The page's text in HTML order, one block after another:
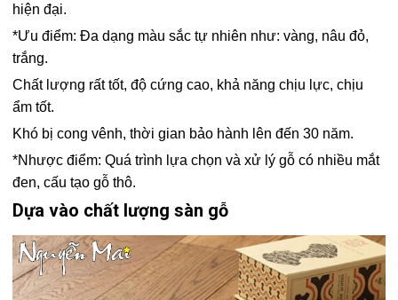
hiện đại.
*Ưu điểm: Đa dạng màu sắc tự nhiên như: vàng, nâu đỏ,
trắng.
Chất lượng rất tốt, độ cứng cao, khả năng chịu lực, chịu
ẩm tốt.
Khó bị cong vênh, thời gian bảo hành lên đến 30 năm.
*Nhược điểm: Quá trình lựa chọn và xử lý gỗ có nhiều mắt
đen, cấu tạo gỗ thô.
Dựa vào chất lượng sàn gỗ